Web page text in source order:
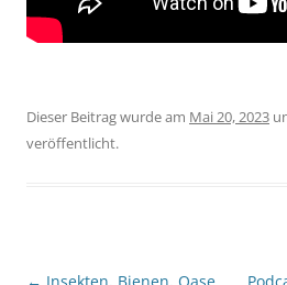
Dieser Beitrag wurde am Mai 20, 2023
veröffentlicht.